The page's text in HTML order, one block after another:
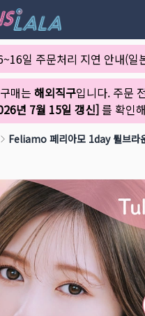
일 주문처리 지연 안내(일
매는 해외직구입니다. 주문
년 7월 15일 갱신]를 확인
Feliamo 페리아모 1day 튈브라